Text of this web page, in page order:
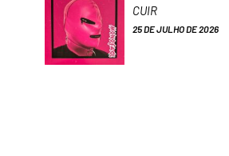
CUIR
25 DE JULHO DE 2026